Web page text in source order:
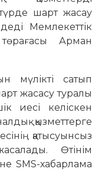
шарт жасау
Мемлекеттік
Арман
мүлікті сатып
жасасу туралы
иесі келіскен
қызметтерге
қатысуынсыз
Өтінім
SMS-хабарлама